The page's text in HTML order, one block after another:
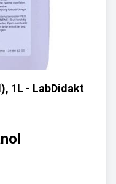
1L - LabDidakt